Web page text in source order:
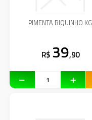
PIMENTA BIQUINHO KG
R$ 39,90